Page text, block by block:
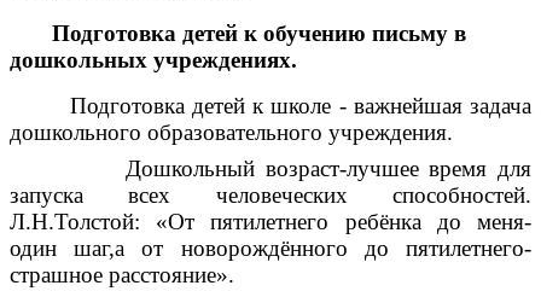
Подготовка детей к обучению письму в
дошкольных учреждениях.
Подготовка детей к школе - важнейшая задача
дошкольного образовательного учреждения.
Дошкольный возраст-лучшее время для
запуска всех человеческих способностей.
Л.Н.Толстой: «От пятилетнего ребёнка до меня-
один шаг,а от новорождённого до пятилетнего-
страшное расстояние».